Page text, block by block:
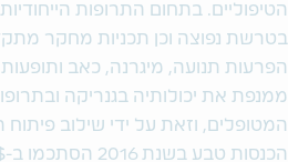
הטיפוליים. בתחום התרופות
בטרשת נפוצה וכן תכניות מחקר
הפרעות תנועה, מיגרנה, כאב ותופעות
ממנפת את יכולותיה בגנריקה
המטופלים, וזאת על ידי שילוב פיתוח
הכנסות טבע בשנת 2016 הסתכמו ב-21.9$ מיליארד. למידע נוסף על החברה, בקרו באתר